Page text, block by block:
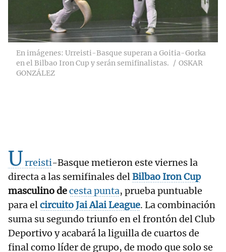
En imágenes: Urreisti-Basque superan a Goitia-Gorka
en el Bilbao Iron Cup y serán semifinalistas.
OSKAR
GONZÁLEZ
Urreisti-Basque metieron este viernes la
directa a las semifinales delBilbao Iron Cup
masculino decesta punta, prueba puntuable
para elcircuitoJai Alai League. La combinación
suma su segundo triunfo en el frontón del Club
Deportivo y acabará la liguilla de cuartos de
final como líder de grupo, de modo que solo se